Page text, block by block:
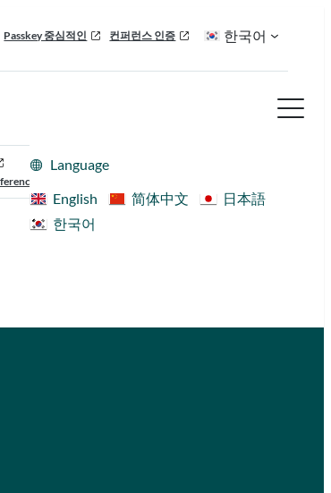
Passkey 중심적인 컨퍼런스 인증 한국어
Language
English
简体中文
日本語
한국어